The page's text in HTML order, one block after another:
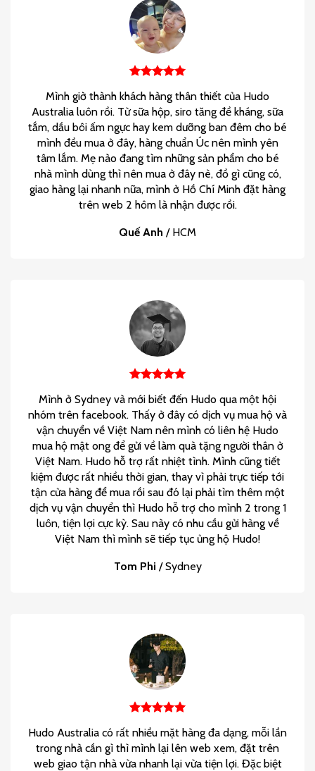
Mình giờ thành khách hàng thân thiết của Hudo
Australia luôn rồi. Từ sữa hộp, siro tăng đề kháng, sữa
tắm, dầu bôi ấm ngực hay kem dưỡng ban đêm cho bé
mình đều mua ở đây, hàng chuẩn Úc nên mình yên
tâm lắm. Mẹ nào đang tìm những sản phẩm cho bé
nhà mình dùng thì nên mua ở đây nè, đồ gì cũng có,
giao hàng lại nhanh nữa, mình ở Hồ Chí Minh đặt hàng
trên web 2 hôm là nhận được rồi.
Quế Anh / HCM
Mình ở Sydney và mới biết đến Hudo qua một hội
nhóm trên facebook. Thấy ở đây có dịch vụ mua hộ và
vận chuyển về Việt Nam nên mình có liên hệ Hudo
mua hộ mật ong để gửi về làm quà tặng người thân ở
Việt Nam. Hudo hỗ trợ rất nhiệt tình. Mình cũng tiết
kiệm được rất nhiều thời gian, thay vì phải trực tiếp tới
tận cửa hàng để mua rồi sau đó lại phải tìm thêm một
dịch vụ vận chuyển thì Hudo hỗ trợ cho mình 2 trong 1
luôn, tiện lợi cực kỳ. Sau này có nhu cầu gửi hàng về
Việt Nam thì mình sẽ tiếp tục ủng hộ Hudo!
Tom Phi /Sydney
Hudo Australia có rất nhiều mặt hàng đa dạng, mỗi lần
trong nhà cần gì thì mình lại lên web xem, đặt trên
web giao tận nhà vừa nhanh lại vừa tiện lợi. Đặc biệt